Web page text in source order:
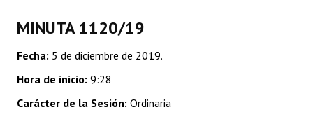
Comunicaciones
Declaraciones
MINUTA 1120/19
Fecha: 5 de diciembre de 2019.
Hora de inicio: 9:28
Carácter de la Sesión: Ordinaria